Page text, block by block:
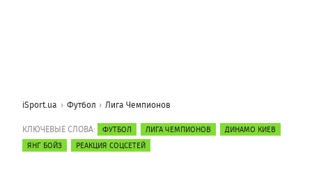
iSport.ua Футбол Лига Чемпионов
КЛЮЧЕВЫЕ СЛОВА: ФУТБОЛ ЛИГА ЧЕМПИОНОВ
ДИНАМО КИЕВ
ЯНГ БОЙЗ
РЕАКЦИЯ СОЦСЕТЕЙ